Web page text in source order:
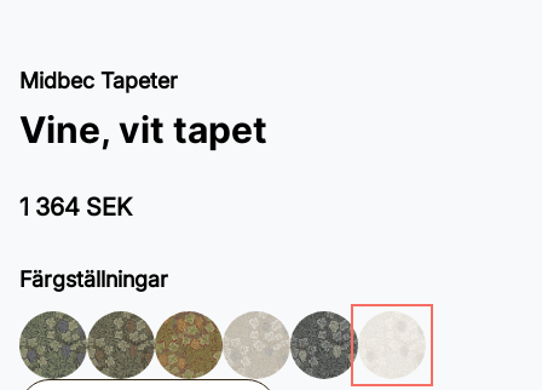
Midbec Tapeter
Vine, vit tapet
1 364 SEK
Färgställningar